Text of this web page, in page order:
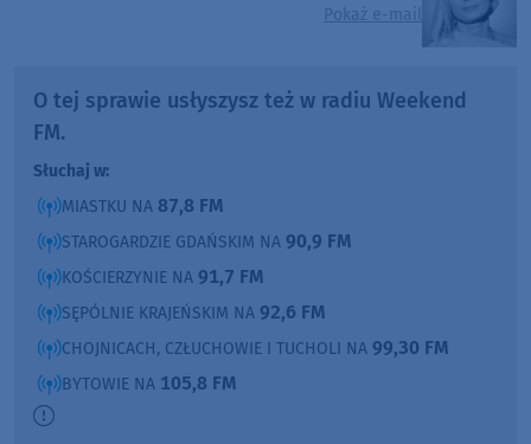
Pokaż e-mail
O tej sprawie usłyszysz też w radiu Weekend
FM.
Słuchaj w:
MIASTKU NA 87,8 FM
STAROGARDZIE GDAŃSKIM NA 90,9 FM
KOŚCIERZYNIE NA 91,7 FM
SĘPÓLNIE KRAJEŃSKIM NA 92,6 FM
CHOJNICACH, CZŁUCHOWIE I TUCHOLI NA 99,30 FM
BYTOWIE NA 105,8 FM